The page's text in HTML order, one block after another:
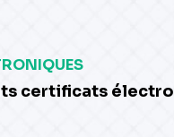
certificats